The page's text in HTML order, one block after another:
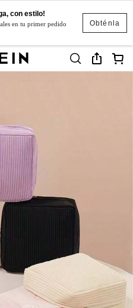
Obténla
con estilo!
en tu primer pedido